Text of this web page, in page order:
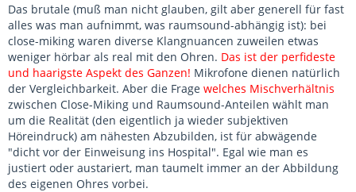
Das brutale (muß man nicht glauben, gilt aber generell für fast
alles was man aufnimmt, was raumsound-abhängig ist): bei
close-miking waren diverse Klangnuancen zuweilen etwas
weniger hörbar als real mit den Ohren. Das ist der perfideste
und haarigste Aspekt des Ganzen! Mikrofone dienen natürlich
der Vergleichbarkeit. Aber die Frage welches Mischverhältnis
zwischen Close-Miking und Raumsound-Anteilen wählt man
um die Realität (den eigentlich ja wieder subjektiven
Höreindruck) am nähesten Abzubilden, ist für abwägende
"dicht vor der Einweisung ins Hospital". Egal wie man es
justiert oder austariert, man taumelt immer an der Abbildung
des eigenen Ohres vorbei.